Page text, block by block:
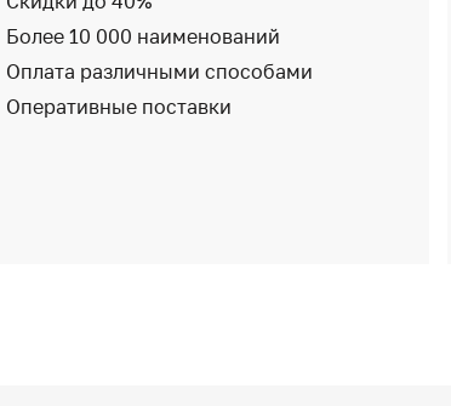
Более 10 000 наименований
Оплата различными способами
Оперативные поставки